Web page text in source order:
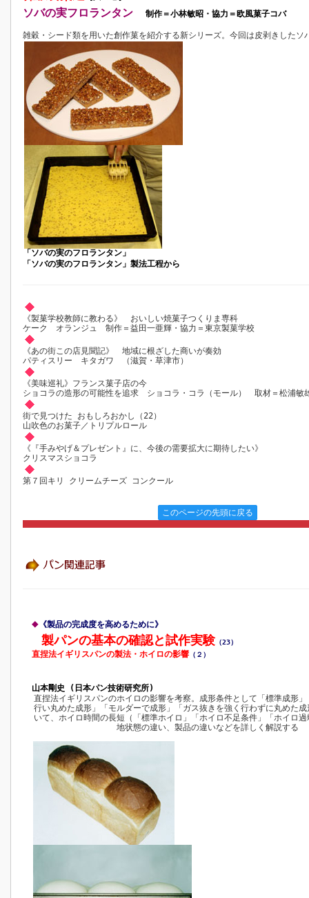
ソバの実フロランタン 制作＝小林敏昭・協力＝欧風菓子コバ
雑穀・シード類を用いた創作菓を紹介する新シリーズ。今回は皮剥きしたソ
「ソバの実のフロランタン」
「ソバの実のフロランタン」製法工程から
《製菓学校教師に教わる》 おいしい焼菓子つくりま専科
ケーク オランジュ 制作＝益田一亜輝・協力＝東京製菓学校
《あの街この店見聞記》 地域に根ざした商いが奏効
パティスリー キタガワ （滋賀・草津市）
《美味巡礼》フランス菓子店の今
ショコラの造形の可能性を追求 ショコラ・コラ（モール） 取材＝松浦敏
街で見つけた おもしろおかし（22）
山吹色のお菓子／トリプルロール
《『手みやげ＆プレゼント』に、今後の需要拡大に期待したい》
クリスマスショコラ
第７回キリ クリームチーズ コンクール
このページの先頭に戻る
◆《製品の完成度を高めるために》
製パンの基本の確認と試作実験 （23）
直捏法イギリスパンの製法・ホイロの影響（２）
山本剛史 (日本パン技術研究所)
直捏法イギリスパンのホイロの影響を考察。成形条件として「標準成形
行い丸めた成形」「モルダーで成形」「ガス抜きを強く行わずに丸めた
いて、ホイロ時間の長短（「標準ホイロ」「ホイロ不足条件」「ホイロ
地状態の違い、製品の違いなどを詳しく解説する